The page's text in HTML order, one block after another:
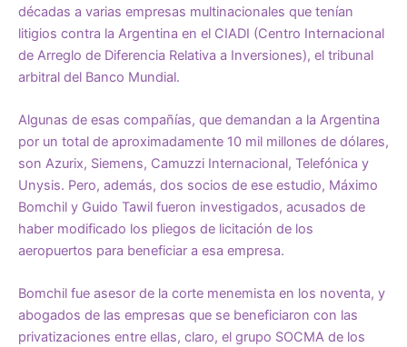
décadas a varias empresas multinacionales que tenían
litigios contra la Argentina en el CIADI (Centro Internacional
de Arreglo de Diferencia Relativa a Inversiones), el tribunal
arbitral del Banco Mundial.
Algunas de esas compañías, que demandan a la Argentina
por un total de aproximadamente 10 mil millones de dólares,
son Azurix, Siemens, Camuzzi Internacional, Telefónica y
Unysis. Pero, además, dos socios de ese estudio, Máximo
Bomchil y Guido Tawil fueron investigados, acusados de
haber modificado los pliegos de licitación de los
aeropuertos para beneficiar a esa empresa.
Bomchil fue asesor de la corte menemista en los noventa, y
abogados de las empresas que se beneficiaron con las
privatizaciones entre ellas, claro, el grupo SOCMA de los